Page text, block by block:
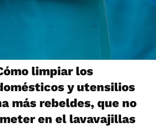
limpiar los
y utensilios
más rebeldes, que no
en el lavavajillas